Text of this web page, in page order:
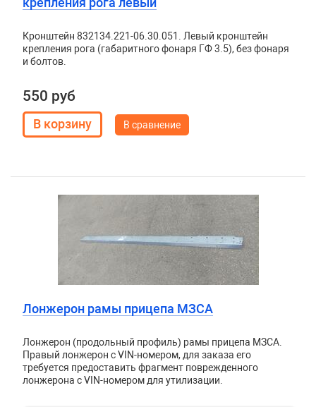
Кронштейн 832134.221-06.30.051. Левый кронштейн
крепления рога (габаритного фонаря ГФ 3.5), без фонаря
и болтов.
550 руб
В сравнение
Лонжерон рамы прицепа МЗСА
Лонжерон (продольный профиль) рамы прицепа МЗСА.
Правый лонжерон с VIN-номером, для заказа его
требуется предоставить фрагмент поврежденного
лонжерона с VIN-номером для утилизации.